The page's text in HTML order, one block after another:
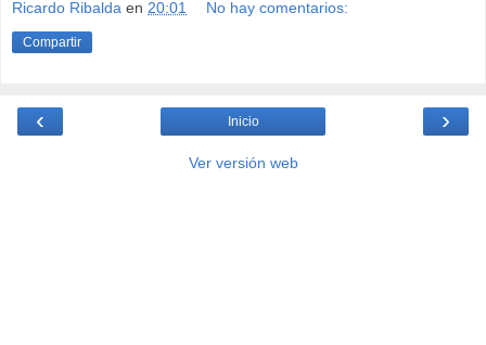
Ricardo Ribalda en 20:01 No hay comentarios:
Compartir
‹ ›
Inicio
Ver versión web